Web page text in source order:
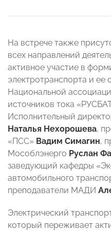
На встрече также
всех направлений
активное участие в
электротранспорта и ее
Национальной
источников тока
Исполнительный
Наталья Нехорошева,
«ПСС» Вадим Симагин,
Мособлэнерго Руслан
заведующий кафедры
автомобильного
преподаватели МАДИ
Электрический
который переживает